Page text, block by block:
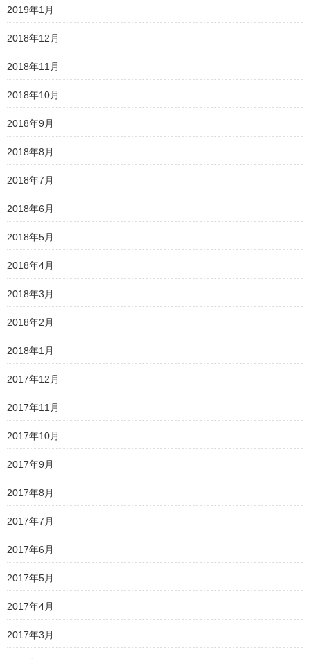
2019年1月
2018年12月
2018年11月
2018年10月
2018年9月
2018年8月
2018年7月
2018年6月
2018年5月
2018年4月
2018年3月
2018年2月
2018年1月
2017年12月
2017年11月
2017年10月
2017年9月
2017年8月
2017年7月
2017年6月
2017年5月
2017年4月
2017年3月